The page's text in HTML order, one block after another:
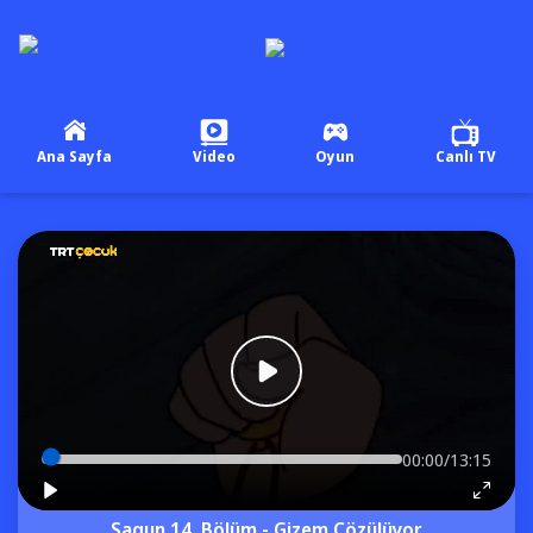
Ana Sayfa Video Oyun Canlı TV
00:00/13:15